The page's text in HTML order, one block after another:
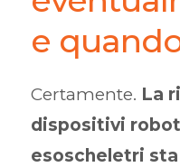
e
Certamente. La
dispositivi
esoscheletri